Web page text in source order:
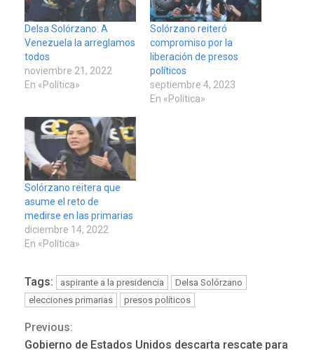
Delsa Solórzano: A
Venezuela la arreglamos
todos
noviembre 21, 2022
En «Política»
Solórzano reiteró
compromiso por la
liberación de presos
políticos
septiembre 4, 2023
En «Política»
Solórzano reitera que
asume el reto de
medirse en las primarias
diciembre 14, 2022
En «Política»
Tags: aspirante a la presidencia
Delsa Solórzano
elecciones primarias
presos políticos
Continue
Previous:
Gobierno de Estados Unidos descarta rescate para
3
sauditas
Instituciones estadales se